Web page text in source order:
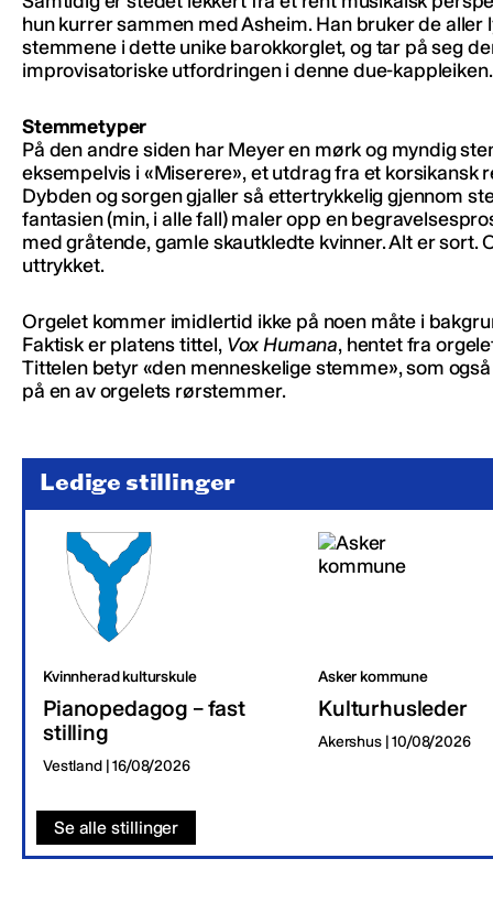
hun kurrer sammen med Asheim. Han bruker de aller
stemmene i dette unike barokkorglet, og tar på seg
improvisatoriske utfordringen i denne due-kappleiken.
Stemmetyper
På den andre siden har Meyer en mørk og myndig
eksempelvis i «Miserere», et utdrag fra et korsikansk
Dybden og sorgen gjaller så ettertrykkelig gjennom
fantasien (min, i alle fall) maler opp en
med gråtende, gamle skautkledte kvinner. Alt er sort.
uttrykket.
Orgelet kommer imidlertid ikke på noen måte i
Faktisk er platens tittel, Vox Humana, hentet fra
Tittelen betyr «den menneskelige stemme», som
på en av orgelets rørstemmer.
Ledige stillinger
Kvinnherad kulturskule
Pianopedagog – fast
stilling
Vestland | 16/08/2026
Asker kommune
Kulturhusleder
Akershus | 10/08/2026
Se alle stillinger